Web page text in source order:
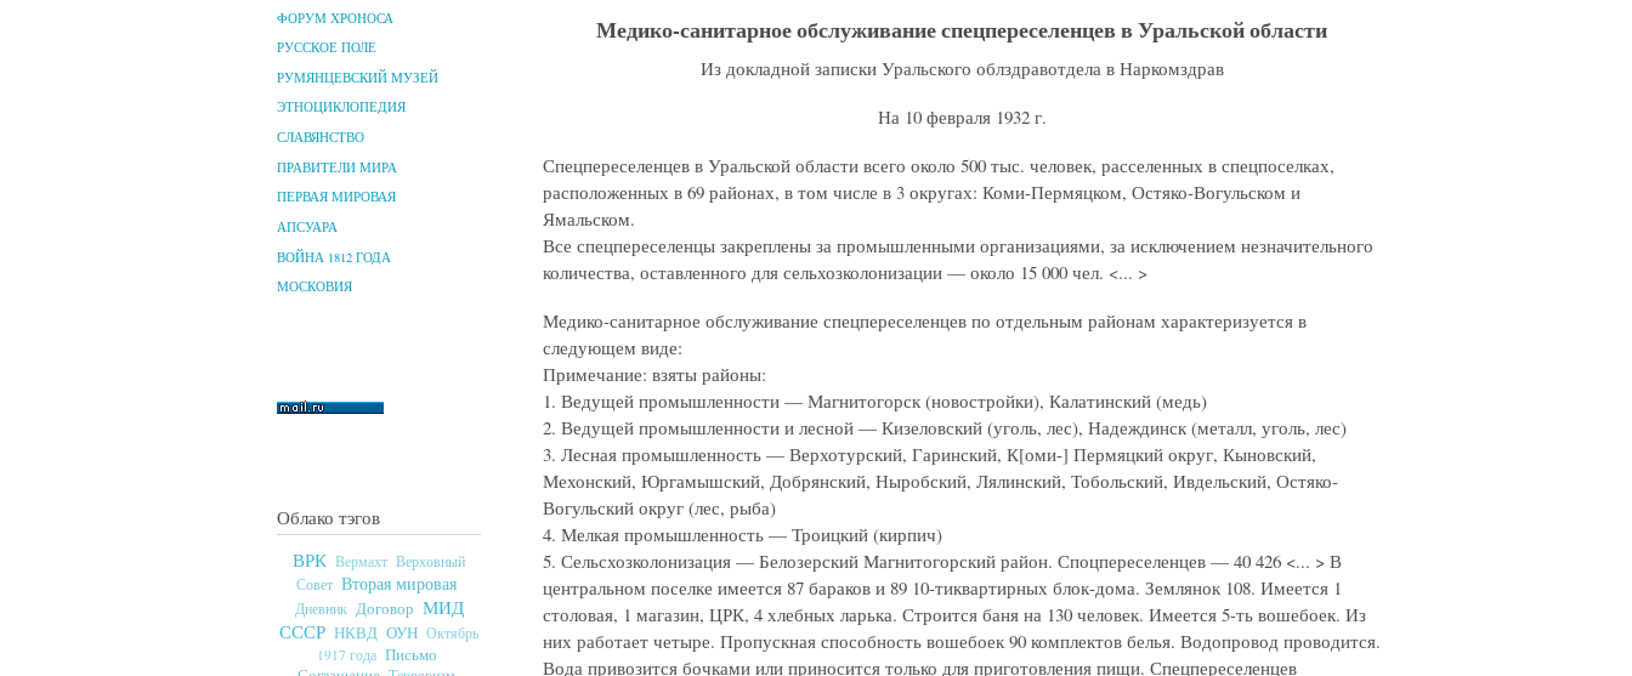
ФОРУМ ХРОНОСА
РУССКОЕ ПОЛЕ
РУМЯНЦЕВСКИЙ МУЗЕЙ
ЭТНОЦИКЛОПЕДИЯ
СЛАВЯНСТВО
ПРАВИТЕЛИ МИРА
ПЕРВАЯ МИРОВАЯ
АПСУАРА
ВОЙНА 1812 ГОДА
МОСКОВИЯ
Облако тэгов
ВРК Вермахт Верховный
Совет Вторая мировая
Дневник Договор МИД
СССР НКВД ОУН Октябрь
1917 года Письмо
Медико-санитарное обслуживание спецпереселенцев в Уральской области
Из докладной записки Уральского облздравотдела в Наркомздрав
На 10 февраля 1932 г.
Спецпереселенцев в Уральской области всего около 500 тыс. человек, расселенных в спецпоселках,
расположенных в 69 районах, в том числе в 3 округах: Коми-Пермяцком, Остяко-Вогульском и
Ямальском.
Все спецпереселенцы закреплены за промышленными организациями, за исключением незначительного
количества, оставленного для сельхозколонизации — около 15 000 чел. <... >
Медико-санитарное обслуживание спецпереселенцев по отдельным районам характеризуется в
следующем виде:
Примечание: взяты районы:
1. Ведущей промышленности — Магнитогорск (новостройки), Калатинский (медь)
2. Ведущей промышленности и лесной — Кизеловский (уголь, лес), Надеждинск (металл, уголь, лес)
3. Лесная промышленность — Верхотурский, Гаринский, К[оми-] Пермяцкий округ, Кыновский,
Мехонский, Юргамышский, Добрянский, Ныробский, Лялинский, Тобольский, Ивдельский, Остяко-
Вогульский округ (лес, рыба)
4. Мелкая промышленность — Троицкий (кирпич)
5. Сельсхозколонизация — Белозерский Магнитогорский район. Споцпереселенцев — 40 426 <... > В
центральном поселке имеется 87 бараков и 89 10-тиквартирных блок-дома. Землянок 108. Имеется 1
столовая, 1 магазин, ЦРК, 4 хлебных ларька. Строится баня на 130 человек. Имеется 5-ть вошебоек. Из
них работает четыре. Пропускная способность вошебоек 90 комплектов белья. Водопровод проводится.
Вода привозится бочками или приносится только для приготовления пищи. Спецпереселенцев